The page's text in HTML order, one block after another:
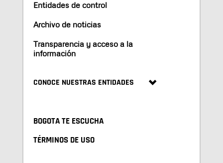
Entidades de control
Archivo de noticias
Transparencia y acceso a la
información
CONOCE NUESTRAS ENTIDADES
BOGOTA TE ESCUCHA
TÉRMINOS DE USO